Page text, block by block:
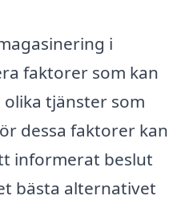
i
faktorer som kan
tjänster som
dessa faktorer kan
informerat beslut
bästa alternativet